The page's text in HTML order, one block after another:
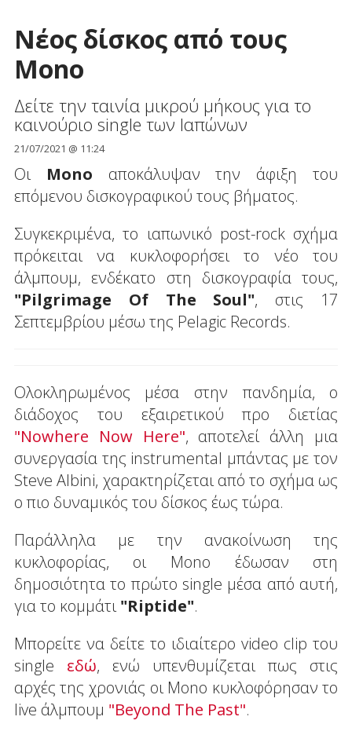
Νέος δίσκος από τους
Mono
Δείτε την ταινία μικρού μήκους για το
καινούριο single των Ιαπώνων
21/07/2021 @ 11:24
Οι Mono αποκάλυψαν την άφιξη του
επόμενου δισκογραφικού τους βήματος.
Συγκεκριμένα, το ιαπωνικό post-rock σχήμα
πρόκειται να κυκλοφορήσει το νέο του
άλμπουμ, ενδέκατο στη δισκογραφία τους,
"Pilgrimage Of The Soul", στις 17
Σεπτεμβρίου μέσω της Pelagic Records.
Ολοκληρωμένος μέσα στην πανδημία, ο
διάδοχος του εξαιρετικού προ διετίας
"Nowhere Now Here", αποτελεί άλλη μια
συνεργασία της instrumental μπάντας με τον
Steve Albini, χαρακτηρίζεται από το σχήμα ως
ο πιο δυναμικός του δίσκος έως τώρα.
Παράλληλα με την ανακοίνωση της
κυκλοφορίας, οι Mono έδωσαν στη
δημοσιότητα το πρώτο single μέσα από αυτή,
για το κομμάτι"Riptide".
Μπορείτε να δείτε το ιδιαίτερο video clip του
single εδώ, ενώ υπενθυμίζεται πως στις
αρχές της χρονιάς οι Mono κυκλοφόρησαν το
live άλμπουμ "Beyond The Past".